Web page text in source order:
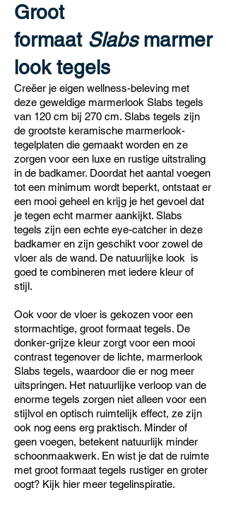
Groot
formaat Slabsmarmer
look tegels
Creëer je eigen wellness-beleving met
deze geweldige marmerlook Slabs tegels
van 120 cm bij 270 cm. Slabs tegels zijn
de grootste keramische marmerlook-
tegelplaten die gemaakt worden en ze
zorgen voor een luxe en rustige uitstraling
in de badkamer. Doordat het aantal voegen
tot een minimum wordt beperkt, ontstaat er
een mooi geheel en krijg je het gevoel dat
je tegen echt marmer aankijkt. Slabs
tegels zijn een echte eye-catcher in deze
badkamer en zijn geschikt voor zowel de
vloer als de wand. De natuurlijke look is
goed te combineren met iedere kleur of
stijl.
Ook voor de vloer is gekozen voor een
stormachtige, groot formaat tegels. De
donker-grijze kleur zorgt voor een mooi
contrast tegenover de lichte, marmerlook
Slabs tegels, waardoor die er nog meer
uitspringen. Het natuurlijke verloop van de
enorme tegels zorgen niet alleen voor een
stijlvol en optisch ruimtelijk effect, ze zijn
ook nog eens erg praktisch. Minder of
geen voegen, betekent natuurlijk minder
schoonmaakwerk. En wist je dat de ruimte
met groot formaat tegels rustiger en groter
oogt? Kijk hier meer tegelinspiratie.